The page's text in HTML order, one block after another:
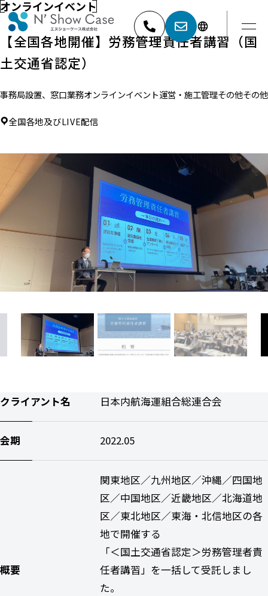
オンラインイベント
【全国各地開催】労務管理責任者講習（国
土交通省認定）
事務局設置、窓口業務オンラインイベント運営・施工管理その他その他
全国各地及びLIVE配信
クライアント名 日本内航海運組合総連合会
会期 2022.05
概要
関東地区／九州地区／沖縄／四国地
区／中国地区／近畿地区／北海道地
区／東北地区／東海・北信地区の各
地で開催する
「＜国土交通省認定＞労務管理者責
任者講習」を一括して受託しまし
た。